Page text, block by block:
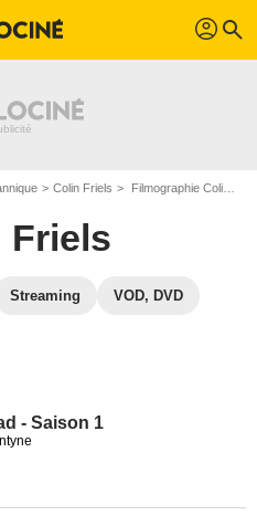
profil search
Colin Friels Filmographie Colin Friels
Friels
Streaming VOD, DVD
- Saison 1